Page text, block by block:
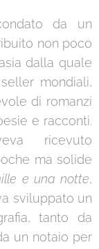
da un
non poco
dalla quale
mondiali,
di romanzi
e racconti.
ricevuto
ma solide
e una notte,
sviluppato un
tanto da
un notaio per